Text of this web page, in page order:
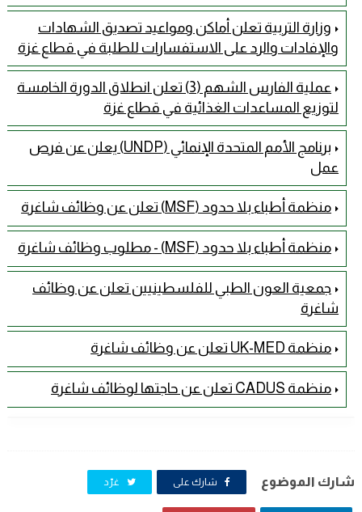
وزارة التربية تعلن أماكن ومواعيد تصديق الشهادات
والإفادات والرد على الاستفسارات للطلبة في قطاع غزة
عملية الفارس الشهم (3) تعلن انطلاق الدورة الخامسة
لتوزيع المساعدات الغذائية في قطاع غزة
برنامج الأمم المتحدة الإنمائي (UNDP) يعلن عن فرص
عمل
منظمة أطباء بلا حدود (MSF) تعلن عن وظائف شاغرة
منظمة أطباء بلا حدود (MSF) - مطلوب وظائف شاغرة
جمعية العون الطبي للفلسطينيين تعلن عن وظائف
شاغرة
منظمة UK-MED تعلن عن وظائف شاغرة
منظمة CADUS تعلن عن حاجتها لوظائف شاغرة
شارك الموضوع شارك على غرّد